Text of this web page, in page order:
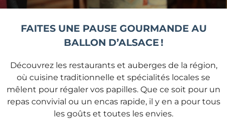
FAITES UNE PAUSE GOURMANDE AU
BALLON D’ALSACE !
Découvrez les restaurants et auberges de la région,
où cuisine traditionnelle et spécialités locales se
mêlent pour régaler vos papilles. Que ce soit pour un
repas convivial ou un encas rapide, il y en a pour tous
les goûts et toutes les envies.